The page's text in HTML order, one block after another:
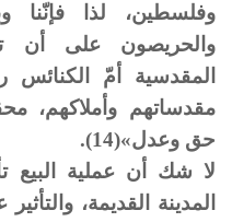
وفلسطين، لذا فإنّنا
والحريصون على أن
المقدسية أمّ الكنائس
مقدساتهم وأملاكهم،
حق وعدل»(14).
لا شك أن عملية البيع
المدينة القديمة،